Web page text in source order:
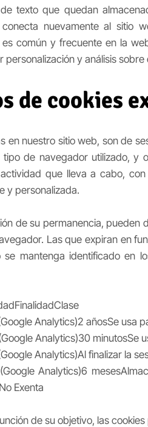
texto que quedan
nuevamente al sitio
es común y frecuente en la
personalización y análisis
de cookies
en nuestro sitio web, son de
tipo de navegador utilizado, y
que lleva a cabo,
y personalizada.
de su permanencia,
Las que expiran en
se mantenga identificado en
Analytics)2 añosSe usa
(Google Analytics)30
Analytics)Al finalizar la
(Google Analytics)6
Exenta
de su objetivo, las